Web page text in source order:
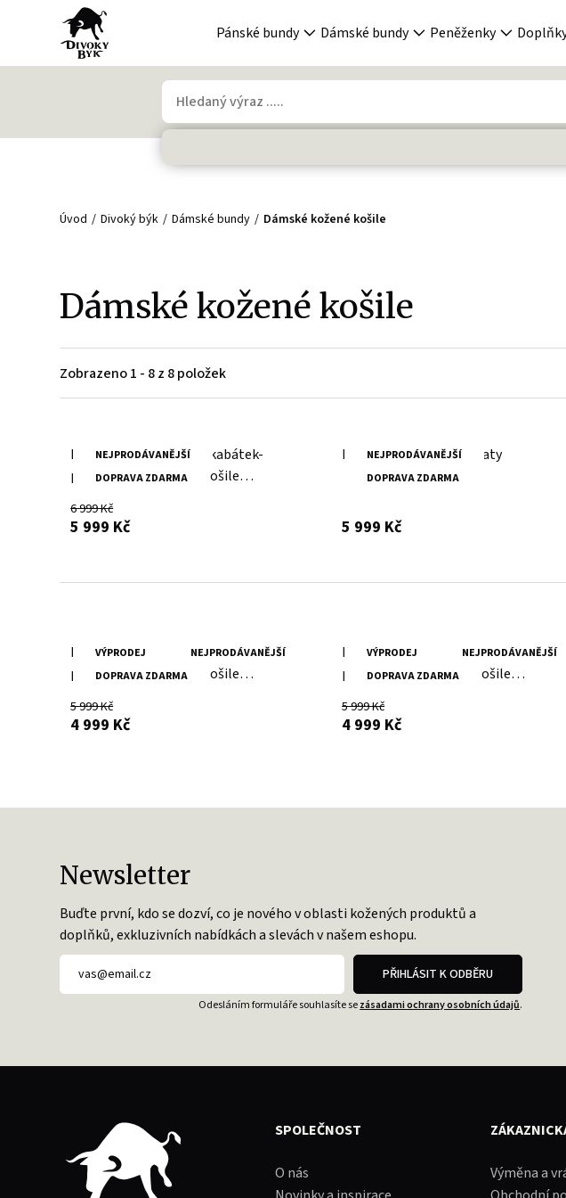
Pánské bundy Dámské bundy Peněženky
Úvod Divoký býk Dámské bundy Dámské kožené košile
Dámské kožené košile
Zobrazeno 1 - 8 z 8 položek
NEJPRODÁVANĚJŠÍ
DOPRAVA ZDARMA
Dámský zelený kožený kabátek-
prodloužená oversize košile
6 999 Kč
5 999 Kčs DPH
NEJPRODÁVANĚJŠÍ
DOPRAVA ZDARMA
Dámské černé kožené šaty
5 999 Kčs DPH
VÝPRODEJ
NEJPRODÁVANĚJŠÍ
DOPRAVA ZDARMA
Dámský béžový kožený kabátek -
prodloužená oversize košile
5 999 Kč
4 999 Kčs DPH
VÝPRODEJ
NEJPRODÁVANĚJŠÍ
DOPRAVA ZDARMA
Dámský černý kožený kabátek-
prodloužená oversize košile
5 999 Kč
4 999 Kčs DPH
Newsletter
Buďte první, kdo se dozví, co je nového v oblasti kožených produktů a
doplňků, exkluzivních nabídkách a slevách v našem eshopu.
PŘIHLÁSIT K ODBĚRU
Odesláním formuláře souhlasíte sezásadami ochrany osobních údajů.
SPOLEČNOST
O nás
Výměna a